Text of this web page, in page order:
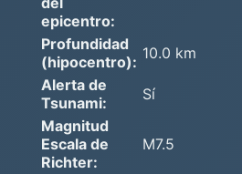
epicentro:
Profundidad
(hipocentro): 10.0 km
Alerta de
Tsunami:
Sí
Magnitud
Escala de
Richter:
M7.5